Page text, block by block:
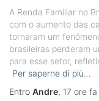
A Renda Familiar no
com o aumento das
tornaram um
brasileiras perderam
para esse setor,
Per saperne di più…
Entro Andre, 17 ore fa